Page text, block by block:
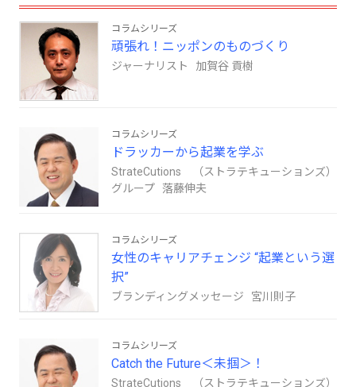
コラムシリーズ
頑張れ！ニッポンのものづくり
ジャーナリスト 加賀谷 貢樹
コラムシリーズ
ドラッカーから起業を学ぶ
StrateCutions （ストラテキューションズ）
グループ 落藤伸夫
コラムシリーズ
女性のキャリアチェンジ “起業という選
択”
ブランディングメッセージ 宮川則子
コラムシリーズ
Catch the Future＜未掴＞！
StrateCutions （ストラテキューションズ）